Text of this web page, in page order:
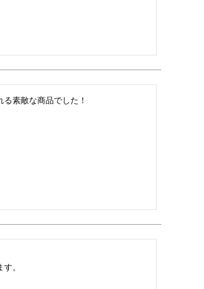
素敵な商品でした！
。